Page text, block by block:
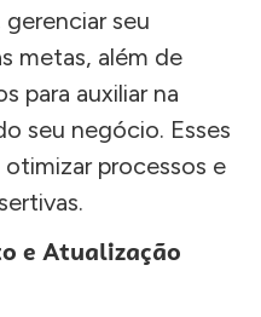
seu
metas, além de
para auxiliar na
seu negócio. Esses
otimizar processos e
e Atualização